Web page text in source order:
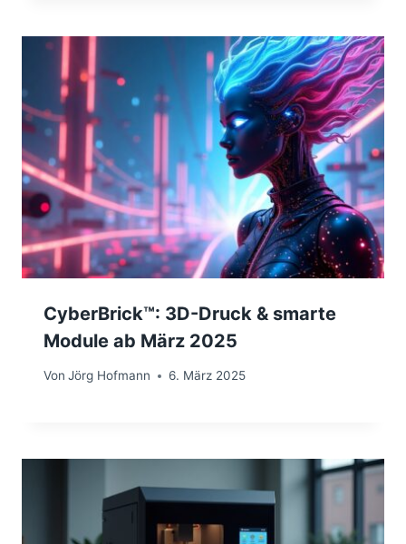
CyberBrick™: 3D-Druck & smarte
Module ab März 2025
Von Jörg Hofmann 6. März 2025